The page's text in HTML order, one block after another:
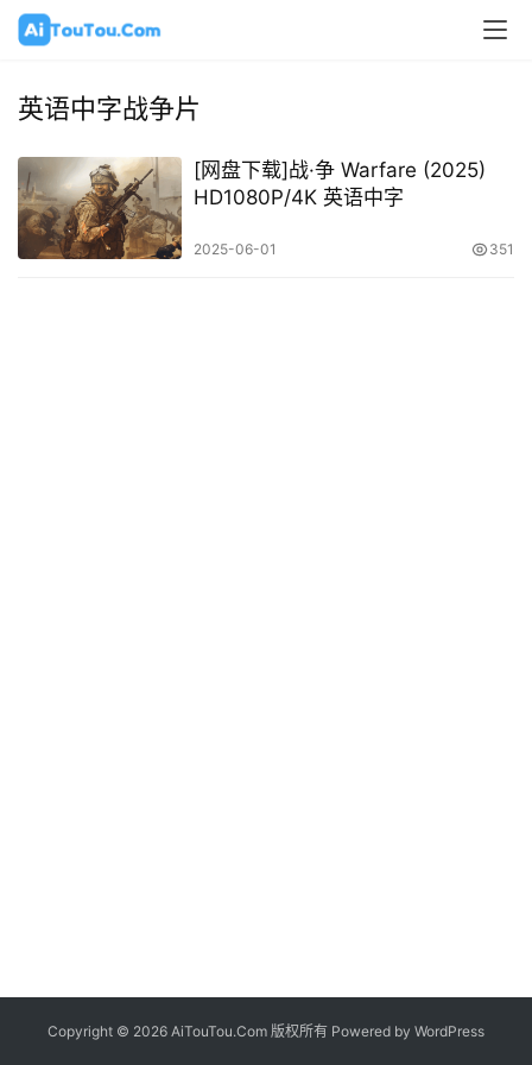
英语中字战争片
[网盘下载]战·争 Warfare (2025)
HD1080P/4K 英语中字
2025-06-01 351
Copyright © 2026 AiTouTou.Com 版权所有 Powered by WordPress